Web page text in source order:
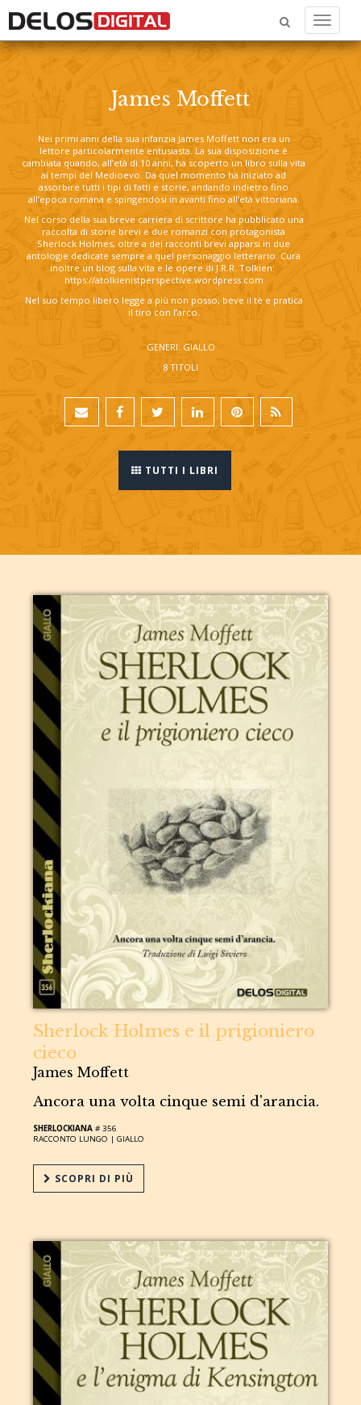
Menu
James Moffett
Nei primi anni della sua infanzia James Moffett non era un
lettore particolarmente entusiasta. La sua disposizione è
cambiata quando, all’età di 10 anni, ha scoperto un libro sulla vita
ai tempi del Medioevo. Da quel momento ha iniziato ad
assorbire tutti i tipi di fatti e storie, andando indietro fino
all’epoca romana e spingendosi in avanti fino all’età vittoriana.
Nel corso della sua breve carriera di scrittore ha pubblicato una
raccolta di storie brevi e due romanzi con protagonista
Sherlock Holmes, oltre a dei racconti brevi apparsi in due
antologie dedicate sempre a quel personaggio letterario. Cura
inoltre un blog sulla vita e le opere di J.R.R. Tolkien:
https://atolkienistperspective.wordpress.com
Nel suo tempo libero legge a più non posso, beve il tè e pratica
il tiro con l’arco.
GENERI: GIALLO
8 TITOLI
TUTTI I LIBRI
Sherlock Holmes e il prigioniero
cieco
James Moffett
Ancora una volta cinque semi d'arancia.
SHERLOCKIANA # 356
RACCONTO LUNGO |GIALLO
SCOPRI DI PIÙ